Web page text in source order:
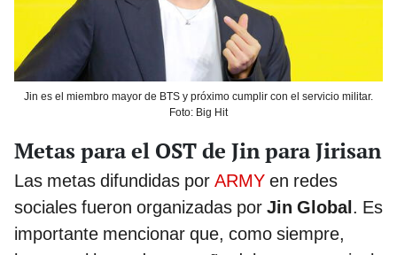
Jin es el miembro mayor de BTS y próximo cumplir con el servicio militar.
Foto: Big Hit
Metas para el OST de Jin para Jirisan
Las metas difundidas por ARMY en redes
sociales fueron organizadas por Jin Global. Es
importante mencionar que, como siempre,